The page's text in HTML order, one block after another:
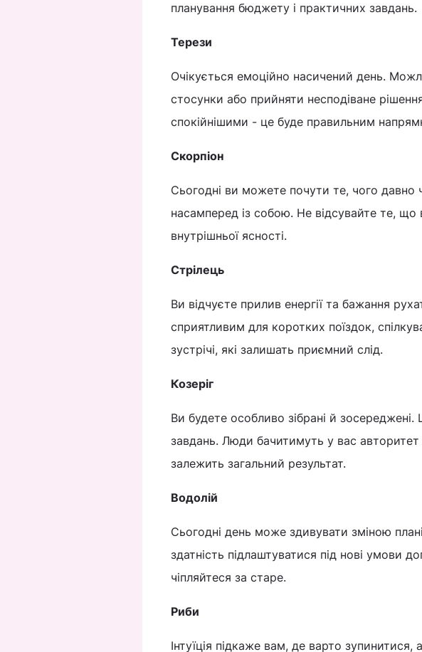
планування бюджету і практичних завдань.
Терези
Очікується емоційно насичений день.
стосунки або прийняти несподіване
спокійнішими - це буде правильним
Скорпіон
Сьогодні ви можете почути те, чого давно
насамперед із собою. Не відсувайте те, що
внутрішньої ясності.
Стрілець
Ви відчуєте прилив енергії та бажання
сприятливим для коротких поїздок,
зустрічі, які залишать приємний слід.
Козеріг
Ви будете особливо зібрані й
завдань. Люди бачитимуть у вас авторитет
залежить загальний результат.
Водолій
Сьогодні день може здивувати зміною
здатність підлаштуватися під нові умови
чіпляйтеся за старе.
Риби
Інтуїція підкаже вам, де варто